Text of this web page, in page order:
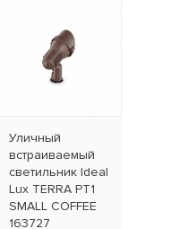
Уличный
встраиваемый
светильник Ideal
Lux TERRA PT1
SMALL COFFEE
163727